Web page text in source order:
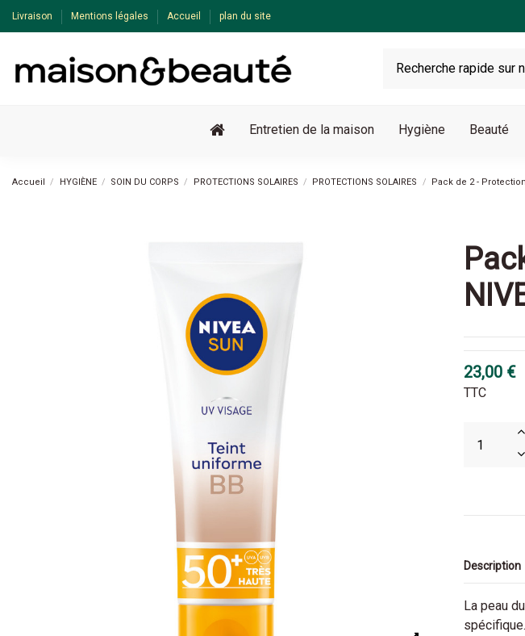
Livraison Mentions légales Accueil plan du site
Entretien de la maison Hygiène Beauté
Accueil HYGIÈNE SOIN DU CORPS PROTECTIONS SOLAIRES PROTECTIONS SOLAIRES Pack de 2 -
23,00 €
TTC
Description
La peau